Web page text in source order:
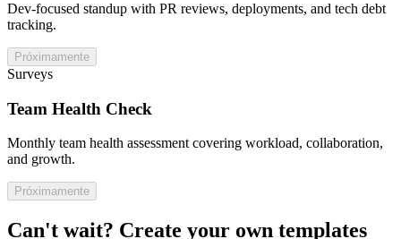
Dev-focused standup with PR reviews, deployments, and tech debt
tracking.
Próximamente
Surveys
Team Health Check
Monthly team health assessment covering workload, collaboration,
and growth.
Próximamente
Can't wait? Create your own templates